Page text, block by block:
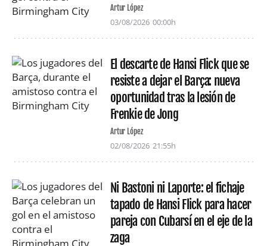
Artur López
03/08/2026 00:00h
El descarte de Hansi Flick que se
resiste a dejar el Barça: nueva
oportunidad tras la lesión de
Frenkie de Jong
Artur López
02/08/2026 21:55h
Ni Bastoni ni Laporte: el fichaje
tapado de Hansi Flick para hacer
pareja con Cubarsí en el eje de la
zaga